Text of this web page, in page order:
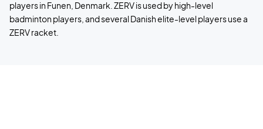
players in Funen, Denmark. ZERV is used by high-level
badminton players, and several Danish elite-level players use a
ZERV racket.